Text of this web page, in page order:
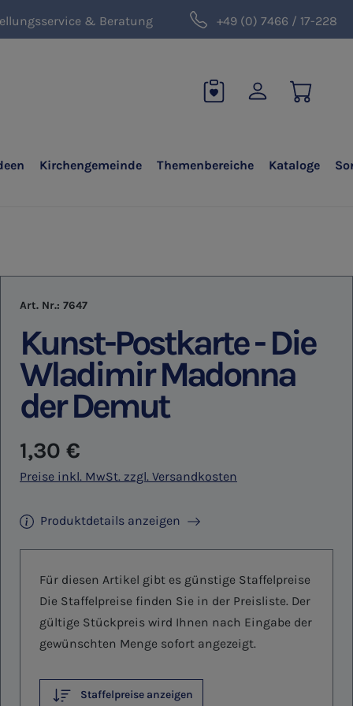
& Beratung +49 (0) 7466 / 17-228
Kirchengemeinde Themenbereiche Kataloge
Art. Nr.: 7647
Kunst-Postkarte - Die
Wladimir Madonna
der Demut
Regulärer Preis:
1,30 €
Preise inkl. MwSt. zzgl. Versandkosten
Produktdetails anzeigen
Für diesen Artikel gibt es günstige Staffelpreise
Die Staffelpreise finden Sie in der Preisliste. Der
gültige Stückpreis wird Ihnen nach Eingabe der
gewünschten Menge sofort angezeigt.
Staffelpreise anzeigen